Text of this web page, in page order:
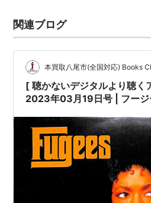
関連ブログ
本買取八尾市(全国対応) Books
[ 聴かないデジタルより聴く
2023年03月19日号 | フー
組］(LPレコード) | インサー
ジャケット=VG+ |